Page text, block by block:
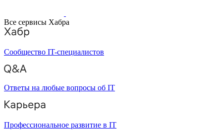
Все сервисы Хабра
Сообщество IT-специалистов
Ответы на любые вопросы об IT
Профессиональное развитие в IT